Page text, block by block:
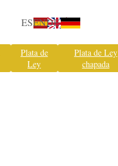
ESENDE
Plata de
Ley
Plata de Ley
chapada